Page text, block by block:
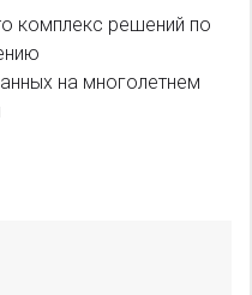
комплекс решений по
на многолетнем